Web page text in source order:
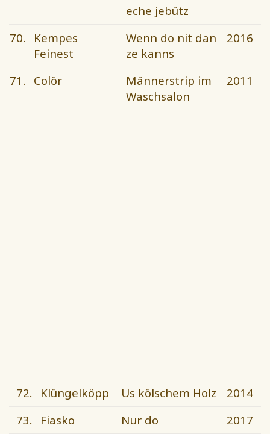
eche jebütz
70.
Kempes
Feinest
Wenn do nit dan
ze kanns
2016
71. Colör
Männerstrip im
Waschsalon
2011
72. Klüngelköpp Us kölschem Holz
2014
73.
Fiasko Nur do 2017